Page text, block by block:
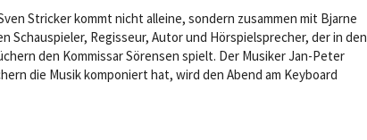
Stricker kommt nicht alleine, sondern zusammen mit Bjarne
Schauspieler, Regisseur, Autor und Hörspielsprecher, der in den
den Kommissar Sörensen spielt. Der Musiker Jan-Peter
die Musik komponiert hat, wird den Abend am Keyboard